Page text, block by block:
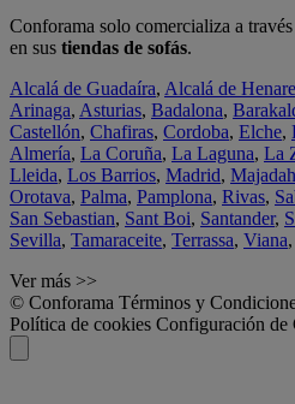
Conforama solo comercializa a
en sus tiendas de sofás.
Alcalá de Guadaíra, Alcalá de
Arinaga, Asturias, Badalona,
Castellón, Chafiras, Cordoba, Elche,
Almería, La Coruña, La Laguna, La
Lleida, Los Barrios, Madrid,
Orotava, Palma, Pamplona, Rivas,
San Sebastian, Sant Boi, Santander,
Sevilla, Tamaraceite, Terrassa, Viana,
Ver más >>
© Conforama Términos y
Política de cookies Configuración de